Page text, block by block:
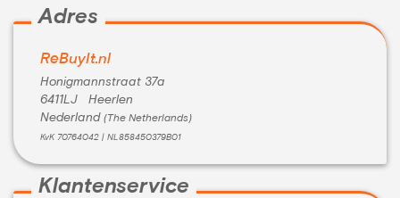
Adres
ReBuyIt.nl
Honigmannstraat 37a
6411LJ Heerlen
Nederland (The Netherlands)
KvK 70764042 | NL858450379B01
Klantenservice